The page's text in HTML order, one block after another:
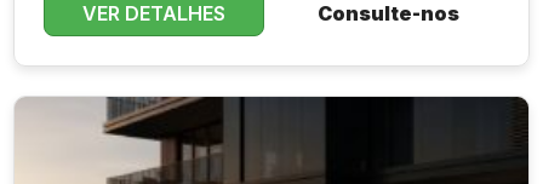
VER DETALHES Consulte-nos